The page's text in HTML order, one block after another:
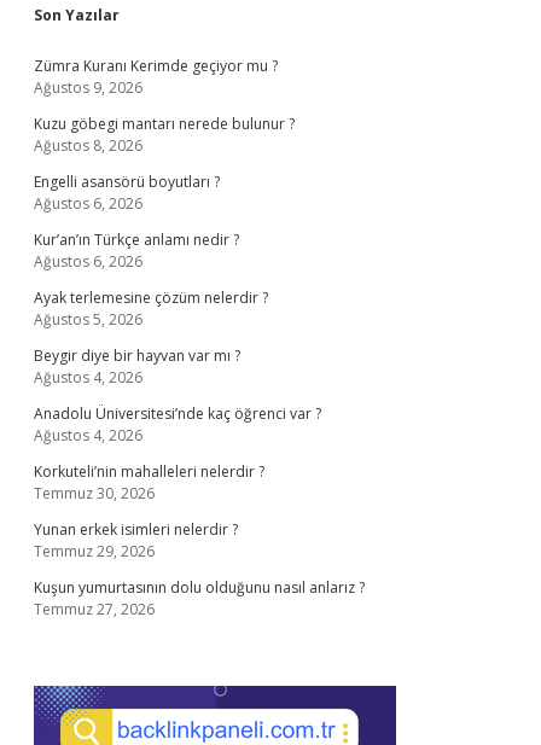
Sidebar
Son Yazılar
Zümra Kuranı Kerimde geçiyor mu ?
Ağustos 9, 2026
Kuzu göbegi mantarı nerede bulunur ?
Ağustos 8, 2026
Engelli asansörü boyutları ?
Ağustos 6, 2026
Kur’an’ın Türkçe anlamı nedir ?
Ağustos 6, 2026
Ayak terlemesine çözüm nelerdir ?
Ağustos 5, 2026
Beygir diye bir hayvan var mı ?
Ağustos 4, 2026
Anadolu Üniversitesi’nde kaç öğrenci var ?
Ağustos 4, 2026
Korkuteli’nin mahalleleri nelerdir ?
Temmuz 30, 2026
Yunan erkek isimleri nelerdir ?
Temmuz 29, 2026
Kuşun yumurtasının dolu olduğunu nasıl anlarız ?
Temmuz 27, 2026